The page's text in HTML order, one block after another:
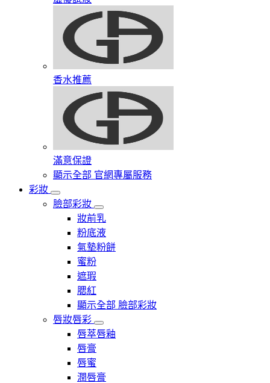
香水推薦
滿意保證
顯示全部 官網專屬服務
彩妝
臉部彩妝
妝前乳
粉底液
氣墊粉餅
蜜粉
遮瑕
腮紅
顯示全部 臉部彩妝
唇妝唇彩
唇萃唇釉
唇膏
唇蜜
潤唇膏